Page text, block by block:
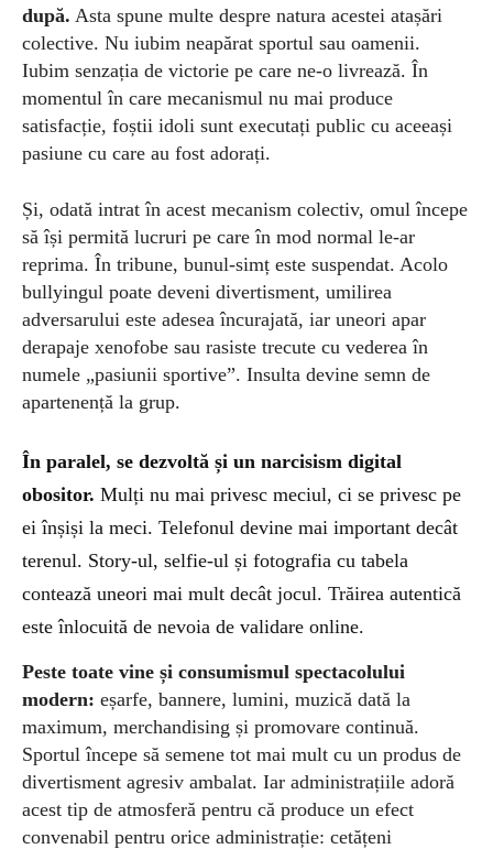
după. Asta spune multe despre natura acestei atașări
colective. Nu iubim neapărat sportul sau oamenii.
Iubim senzația de victorie pe care ne-o livrează. În
momentul în care mecanismul nu mai produce
satisfacție, foștii idoli sunt executați public cu aceeași
pasiune cu care au fost adorați.
Și, odată intrat în acest mecanism colectiv, omul începe
să își permită lucruri pe care în mod normal le-ar
reprima. În tribune, bunul-simț este suspendat. Acolo
bullyingul poate deveni divertisment, umilirea
adversarului este adesea încurajată, iar uneori apar
derapaje xenofobe sau rasiste trecute cu vederea în
numele „pasiunii sportive”. Insulta devine semn de
apartenență la grup.
În paralel, se dezvoltă și un narcisism digital
obositor. Mulți nu mai privesc meciul, ci se privesc pe
ei înșiși la meci. Telefonul devine mai important decât
terenul. Story-ul, selfie-ul și fotografia cu tabela
contează uneori mai mult decât jocul. Trăirea autentică
este înlocuită de nevoia de validare online.
Peste toate vine și consumismul spectacolului
modern: eșarfe, bannere, lumini, muzică dată la
maximum, merchandising și promovare continuă.
Sportul începe să semene tot mai mult cu un produs de
divertisment agresiv ambalat. Iar administrațiile adoră
acest tip de atmosferă pentru că produce un efect
convenabil pentru orice administrație: cetățeni